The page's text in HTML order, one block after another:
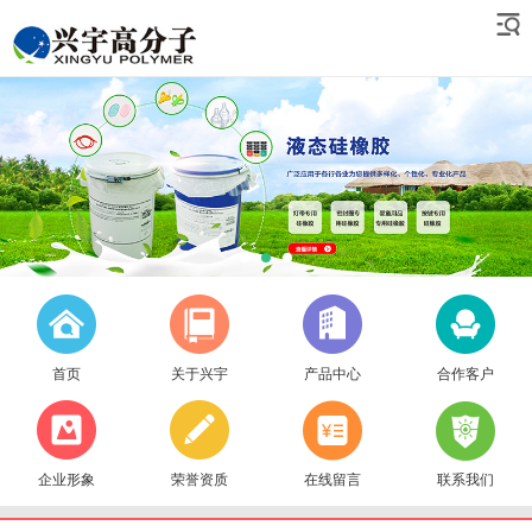
首页 关于兴宇 产品中心 合作客户
企业形象 荣誉资质 在线留言 联系我们